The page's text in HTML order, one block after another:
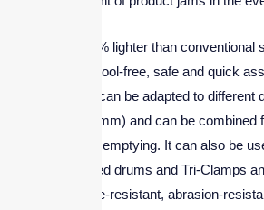
It is up to 60 % lighter than
and enables tool-free, safe and quick
modularity, it can be adapted to different
450 and 600 mm) and can be combined
storage and emptying. It can also be
existing lidded drums and Tri-Clamps
temperature-resistant, abrasion-